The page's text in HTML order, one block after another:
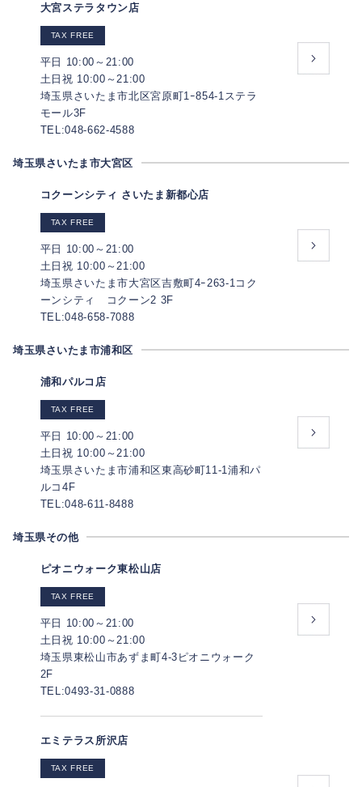
大宮ステラタウン店
TAX FREE
平日 10:00～21:00
土日祝 10:00～21:00
埼玉県さいたま市北区宮原町1ｰ854-1ステラ
モール3F
TEL:048-662-4588
埼玉県さいたま市大宮区
コクーンシティ さいたま新都心店
TAX FREE
平日 10:00～21:00
土日祝 10:00～21:00
埼玉県さいたま市大宮区吉敷町4ｰ263-1コク
ーンシティ コクーン2 3F
TEL:048-658-7088
埼玉県さいたま市浦和区
浦和パルコ店
TAX FREE
平日 10:00～21:00
土日祝 10:00～21:00
埼玉県さいたま市浦和区東高砂町11-1浦和パ
ルコ4F
TEL:048-611-8488
埼玉県その他
ピオニウォーク東松山店
TAX FREE
平日 10:00～21:00
土日祝 10:00～21:00
埼玉県東松山市あずま町4-3ピオニウォーク
2F
TEL:0493-31-0888
エミテラス所沢店
TAX FREE